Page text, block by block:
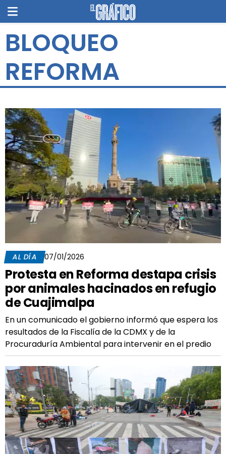
BLOQUEO
REFORMA
AL DÍA 07/01/2026
Protesta en Reforma destapa crisis
por animales hacinados en refugio
de Cuajimalpa
En un comunicado el gobierno informó que espera los
resultados de la Fiscalía de la CDMX y de la
Procuraduría Ambiental para intervenir en el predio